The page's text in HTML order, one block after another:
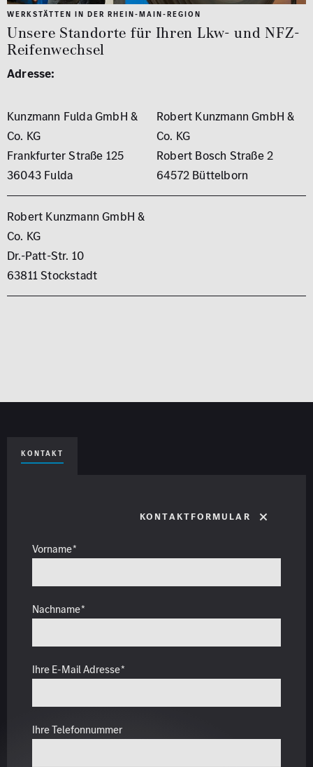
WERKSTÄTTEN IN DER RHEIN-MAIN-REGION
Unsere Standorte für Ihren Lkw- und NFZ-
Reifenwechsel
Adresse:
Kunzmann Fulda GmbH &
Co. KG
Frankfurter Straße 125
36043 Fulda
Robert Kunzmann GmbH &
Co. KG
Robert Bosch Straße 2
64572 Büttelborn
Robert Kunzmann GmbH &
Co. KG
Dr.-Patt-Str. 10
63811 Stockstadt
KONTAKT
Kontaktformular